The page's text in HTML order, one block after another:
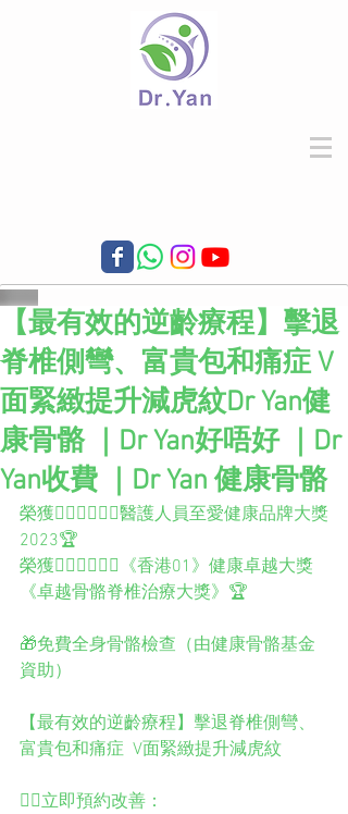
【最有效的逆齡療程】擊退
脊椎側彎、富貴包和痛症 V
面緊緻提升減虎紋Dr Yan健
康骨骼 ｜Dr Yan好唔好 ｜Dr
Yan收費 ｜Dr Yan 健康骨骼
榮獲👨🏻‍⚕️👩🏻‍⚕️醫護人員至愛健康品牌大獎
2023🏆
榮獲👨🏻‍⚕️👩🏻‍⚕️《香港01》健康卓越大獎
《卓越骨骼脊椎治療大獎》🏆
🎁免費全身骨骼檢查（由健康骨骼基金
資助）
【最有效的逆齡療程】擊退脊椎側彎、
富貴包和痛症  V面緊緻提升減虎紋
👉🏻立即預約改善：